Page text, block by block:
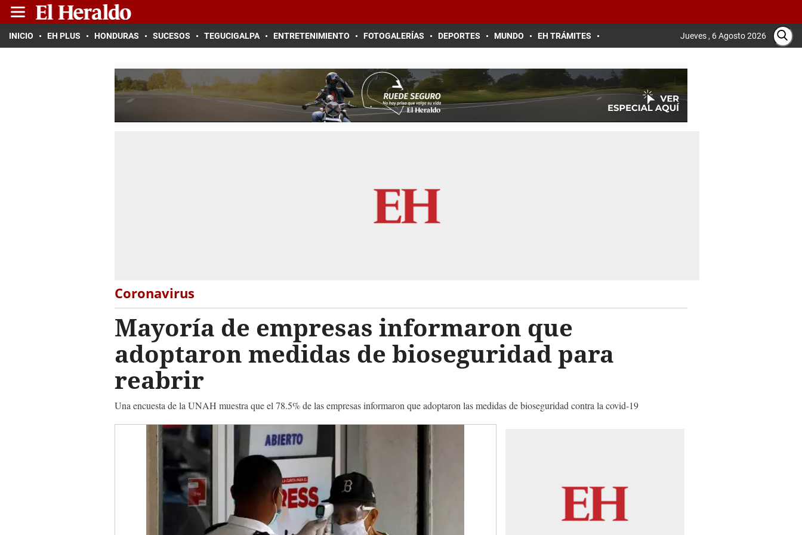
INICIO EH PLUS HONDURAS SUCESOS TEGUCIGALPA ENTRETENIMIENTO FOTOGALERÍAS DEPORTES MUNDO EH TRÁMITES Jueves , 6 Agosto 2026
Coronavirus
Mayoría de empresas informaron que
adoptaron medidas de bioseguridad para
reabrir
Una encuesta de la UNAH muestra que el 78.5% de las empresas informaron que adoptaron las medidas de bioseguridad contra la covid-19